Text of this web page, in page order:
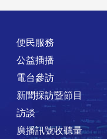
便民服務
公益插播
電台參訪
新聞採訪暨節目
訪談
廣播訊號收聽量